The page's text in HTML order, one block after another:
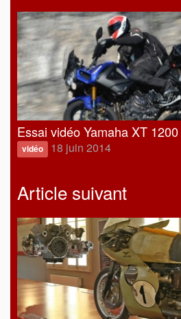
Essai vidéo Yamaha XT
vidéo 18 juin 2014
Article suivant